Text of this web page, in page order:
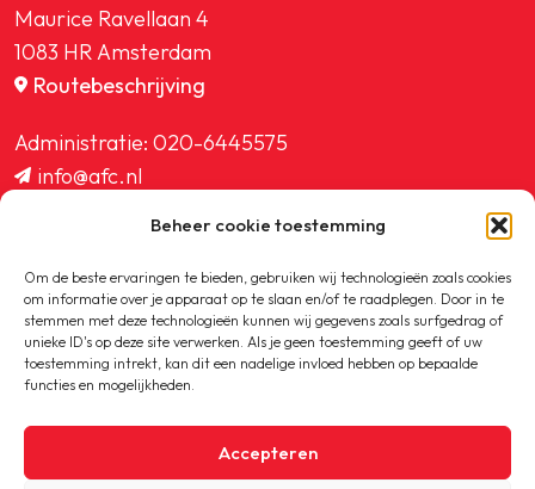
Beheer cookie toestemming
Om de beste ervaringen te bieden, gebruiken wij technologieën zoals cookies
om informatie over je apparaat op te slaan en/of te raadplegen. Door in te
stemmen met deze technologieën kunnen wij gegevens zoals surfgedrag of
unieke ID's op deze site verwerken. Als je geen toestemming geeft of uw
toestemming intrekt, kan dit een nadelige invloed hebben op bepaalde
functies en mogelijkheden.
Accepteren
Maurice Ravellaan 4
1083 HR Amsterdam
Routebeschrijving
Administratie: 020-6445575
info@afc.nl
ledenadministratie@afc.nl
Copyright © 2020-2026 AFC